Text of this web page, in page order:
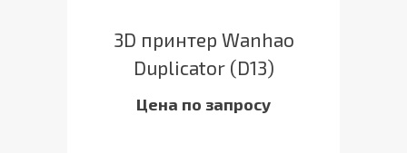
3D принтер Wanhao
Duplicator (D13)
Цена по запросу